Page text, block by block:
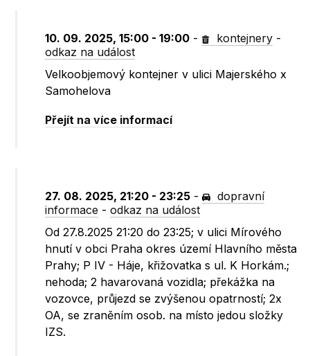
10. 09. 2025, 15:00 - 19:00 - kontejnery -
odkaz na událost
Velkoobjemový kontejner v ulici Majerského x
Samohelova
Přejít na více informací
27. 08. 2025, 21:20 - 23:25 -
dopravní
informace -odkaz na událost
Od 27.8.2025 21:20 do 23:25; v ulici Mírového
hnutí v obci Praha okres území Hlavního města
Prahy; P IV - Háje, křižovatka s ul. K Horkám.;
nehoda; 2 havarovaná vozidla; překážka na
vozovce, průjezd se zvýšenou opatrností; 2x
OA, se zraněním osob. na místo jedou složky
IZS.